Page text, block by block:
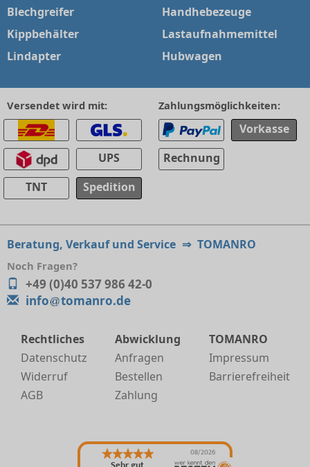
Blechgreifer
Kippbehälter
Lindapter
Handhebezeuge
Lastaufnahmemittel
Hubwagen
Versendet wird mit:
UPS
TNT
Spedition
Zahlungsmöglichkeiten:
Vorkasse
Rechnung
Beratung, Verkauf und Service ⇒ TOMANRO
Noch Fragen?
+49 (0)40 537 986 42-0
info
tomanro.de
Rechtliches
Datenschutz
Widerruf
AGB
Abwicklung
Anfragen
Bestellen
Zahlung
TOMANRO
Impressum
Barrierefreiheit
08/2026